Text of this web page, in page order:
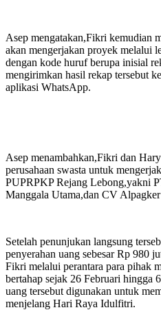
Asep mengatakan,Fikri kemudian
akan mengerjakan proyek melalui
dengan kode huruf berupa inisial
mengirimkan hasil rekap tersebut
aplikasi WhatsApp.
Asep menambahkan,Fikri dan
perusahaan swasta untuk
PUPRPKP Rejang Lebong,yakni
Manggala Utama,dan CV
Setelah penunjukan langsung
penyerahan uang sebesar Rp 980
Fikri melalui perantara para pihak
bertahap sejak 26 Februari hingga
uang tersebut digunakan untuk
menjelang Hari Raya Idulfitri.